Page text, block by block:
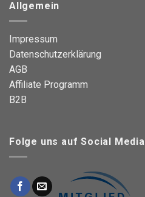
Allgemein
Impressum
Datenschutzerklärung
AGB
Affiliate Programm
B2B
Folge uns auf Social Media